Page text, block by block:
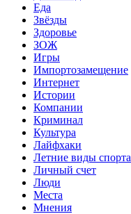
Еда
Звёзды
Здоровье
ЗОЖ
Игры
Импортозамещение
Интернет
Истории
Компании
Криминал
Культура
Лайфхаки
Летние виды спорта
Личный счет
Люди
Места
Мнения